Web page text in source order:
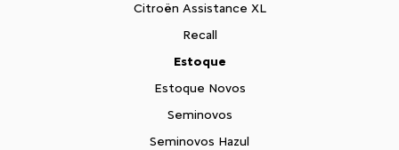
Citroën Assistance XL
Recall
Estoque
Estoque Novos
Seminovos
Seminovos Hazul